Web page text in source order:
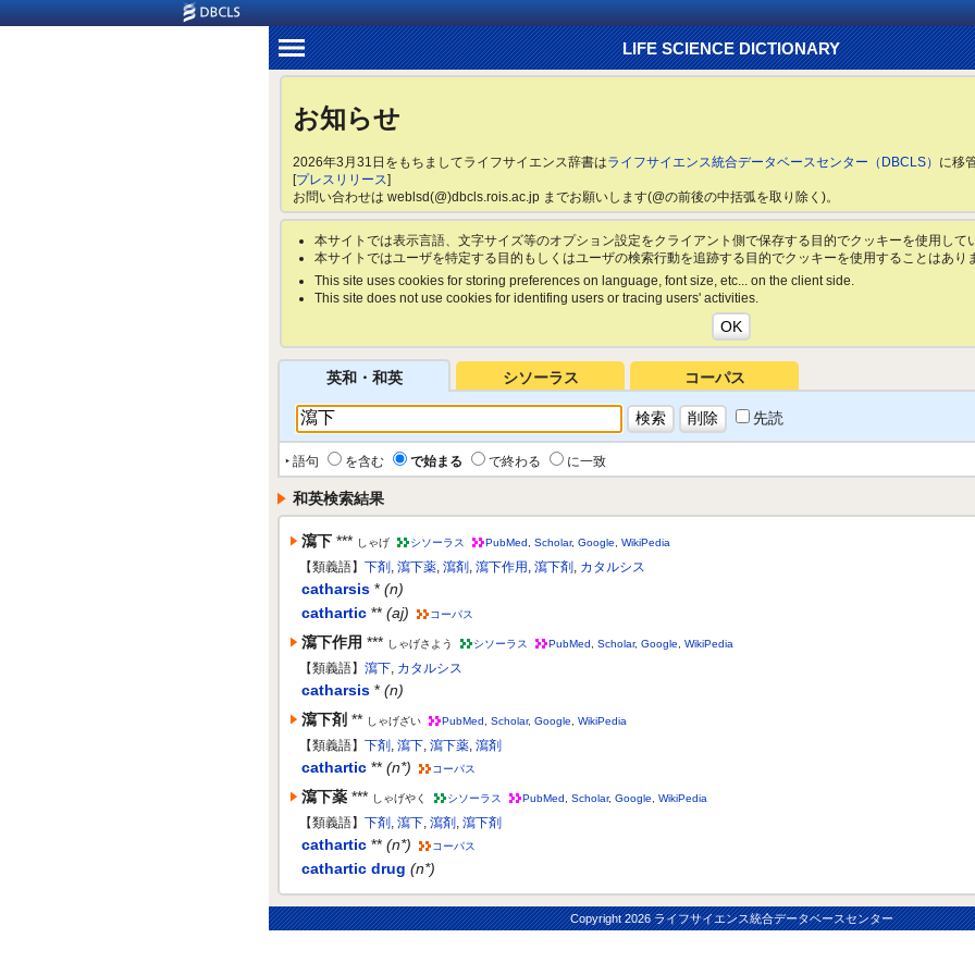
LIFE SCIENCE DICTIONARY
お知らせ
2026年3月31日をもちましてライフサイエンス辞書はライフサイエンス統合データベースセンター（DBCLS） に移
[プレスリリース]
お問い合わせは weblsd(@)dbcls.rois.ac.jp までお願いします(@の前後の中括弧を取り除く)。
本サイトでは表示言語、文字サイズ等のオプション設定をクライアント側で保存する目的でクッキーを使用して
本サイトではユーザを特定する目的もしくはユーザの検索行動を追跡する目的でクッキーを使用することはあり
This site uses cookies for storing preferences on language, font size, etc... on the client side.
This site does not use cookies for identifing users or tracing users' activities.
英和・和英 シソーラス コーパス
先読
‣ 語句 を含む で始まる で終わる
に一致
和英検索結果
瀉下 *** しゃげ シソーラス PubMed Scholar, Google WikiPedia
【類義語】 下剤 , 瀉下薬, 瀉剤 , 瀉下作用 , 瀉下剤 , カタルシス
catharsis * (n)
cathartic ** (aj) コーパス
瀉下作用 *** しゃげさよう シソーラス PubMed Scholar, Google WikiPedia
【類義語】 瀉下, カタルシス
catharsis * (n)
瀉下剤 ** しゃげざい PubMed Scholar, Google WikiPedia
【類義語】 下剤 , 瀉下, 瀉下薬, 瀉剤
cathartic ** (n*) コーパス
瀉下薬 *** しゃげやく シソーラス PubMed Scholar, Google WikiPedia
【類義語】 下剤 , 瀉下, 瀉剤 , 瀉下剤
cathartic ** (n*) コーパス
cathartic drug (n*)
Copyright2026 ライフサイエンス統合データベースセンター